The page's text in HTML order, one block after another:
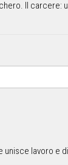
Il carcere:
unisce lavoro e